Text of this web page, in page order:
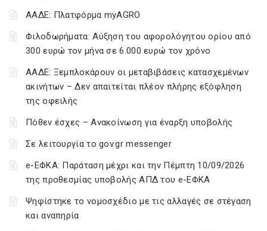
ΑΑΔΕ: Πλατφόρμα myAGRO
Φιλοδωρήματα: Αύξηση του αφορολόγητου ορίου από
300 ευρώ τον μήνα σε 6.000 ευρώ τον χρόνο
ΑΑΔΕ: Ξεμπλοκάρουν οι μεταβιβάσεις κατασχεμένων
ακινήτων – Δεν απαιτείται πλέον πλήρης εξόφληση
της οφειλής
Πόθεν έσχες – Ανακοίνωση για έναρξη υποβολής
Σε λειτουργία το gov.gr messenger
e-ΕΦΚΑ: Παράταση μέχρι και την Πέμπτη 10/09/2026
της προθεσμίας υποβολής ΑΠΔ του e-ΕΦΚΑ
Ψηφίστηκε το νομοσχέδιο με τις αλλαγές σε στέγαση
και αναπηρία